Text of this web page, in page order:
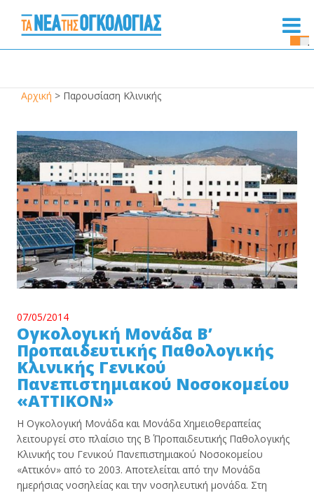
Αρχική > Παρουσίαση Κλινικής
07/05/2014
Ογκολογική Μονάδα B’
Προπαιδευτικής Παθολογικής
Κλινικής Γενικού
Πανεπιστημιακού Νοσοκομείου
«ΑΤΤΙΚΟΝ»
Η Ογκολογική Μονάδα και Μονάδα Χημειοθεραπείας
λειτουργεί στο πλαίσιο της Β΄ Προπαιδευτικής Παθολογικής
Κλινικής του Γενικού Πανεπιστημιακού Νοσοκομείου
«Αττικόν» από το 2003. Αποτελείται από την Μονάδα
ημερήσιας νοσηλείας και την νοσηλευτική μονάδα. Στη